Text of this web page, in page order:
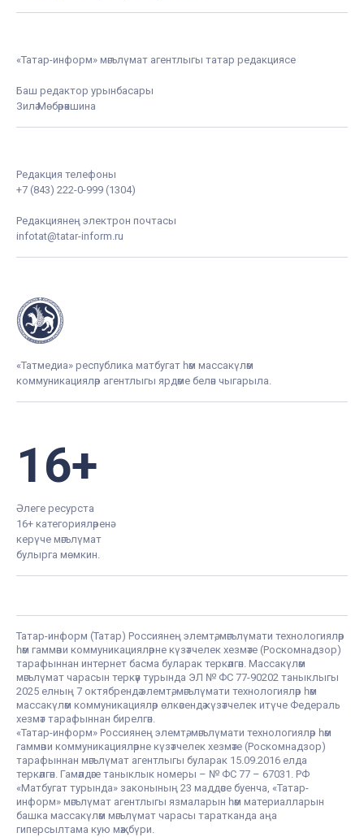
«Татар-информ» мәгълүмат агентлыгы татар редакциясе
Баш редактор урынбасары
Зилә Мөбәрәкшина
Редакция телефоны
+7 (843) 222-0-999 (1304)
Редакциянең электрон почтасы
infotat@tatar-inform.ru
«Татмедиа» республика матбугат һәм массакүләм
коммуникацияләр агентлыгы ярдәме белән чыгарыла.
16+
Әлеге ресурста
16+ категорияләренә
керүче мәгълүмат
булырга мөмкин.
Татар-информ (Татар) Россиянең элемтә, мәгълүмати технологияләр
һәм гаммәви коммуникацияләрне күзәтчелек хезмәте (Роскомнадзор)
тарафыннан интернет басма буларак теркәлгән. Массакүләм
мәгълүмат чарасын теркәү турында ЭЛ № ФС 77-90202 таныклыгы
2025 елның 7 октябрендә элемтә, мәгълүмати технологияләр һәм
массакүләм коммуникацияләр өлкәсендә күзәтчелек итүче Федераль
хезмәт тарафыннан бирелгән.
«Татар-информ» Россиянең элемтә, мәгълүмати технологияләр һәм
гаммәви коммуникацияләрне күзәтчелек хезмәте (Роскомнадзор)
тарафыннан мәгълүмат агентлыгы буларак 15.09.2016 елда
теркәлгән. Гамәлдәге таныклык номеры – № ФС 77 – 67031. РФ
«Матбугат турында» законының 23 маддәсе буенча, «Татар-
информ» мәгълүмат агентлыгы язмаларын һәм материалларын
башка массакүләм мәгълүмат чарасы таратканда аңа
гиперсылтама кую мәҗбүри.